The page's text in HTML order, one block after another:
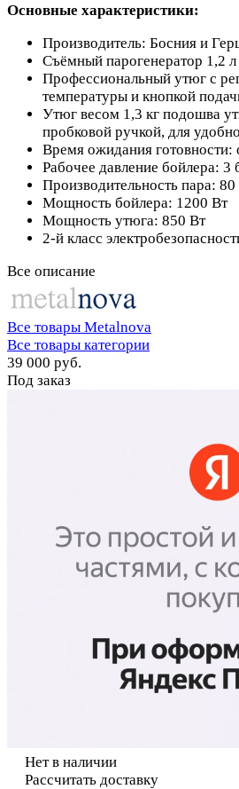
Основные характеристики:
Производитель: Босния и
Съёмный парогенератор 1,2 л
Профессиональный утюг с
температуры и кнопкой
Утюг весом 1,3 кг подошва
пробковой ручкой, для
Время ожидания готовности:
Рабочее давление бойлера: 3
Производительность пара:
Мощность бойлера: 1200 Вт
Мощность утюга: 850 Вт
2-й класс
Все описание
Все товары Metalnova
Все товары категории
39 000 руб.
Под заказ
Нет в наличии
Рассчитать доставку